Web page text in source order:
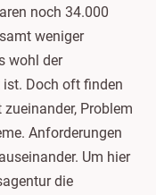
noch 34.000
weniger
wohl der
Doch oft finden
Problem
Anforderungen
Um hier
die